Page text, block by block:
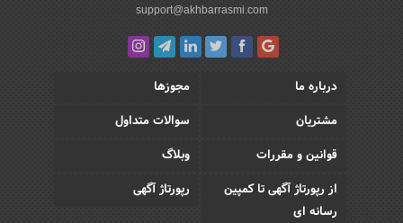
support@akhbarrasmi.com
درباره ما
مجوزها
مشتریان
سوالات متداول
قوانین و مقررات
وبلاگ
از رپورتاژ آگهی تا کمپین
رسانه ای
رپورتاژ آگهی